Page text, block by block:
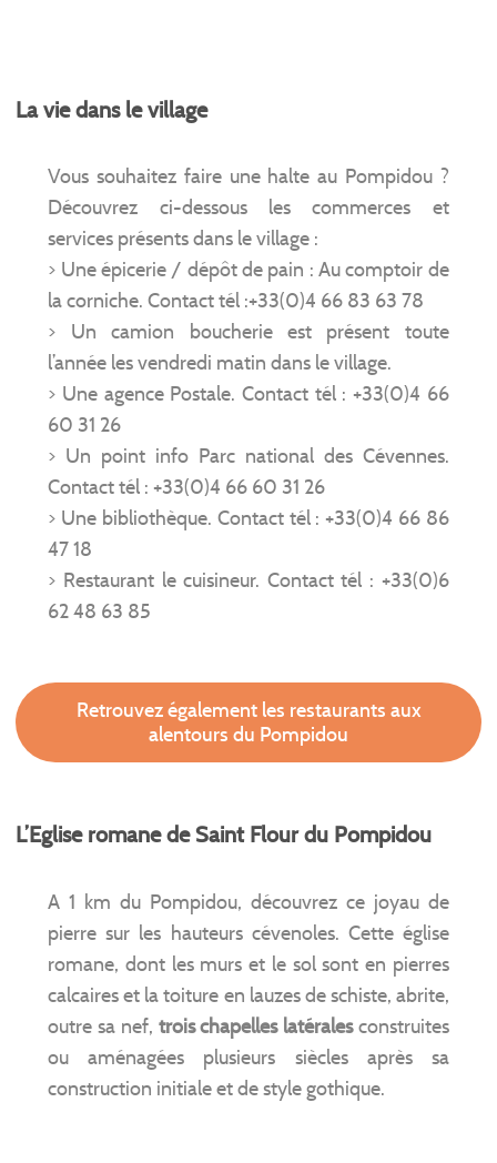
La vie dans le village
Vous souhaitez faire une halte au Pompidou ?
Découvrez ci-dessous les commerces et
services présents dans le village :
> Une épicerie / dépôt de pain : Au comptoir de
la corniche. Contact tél :+33(0)4 66 83 63 78
> Un camion boucherie est présent toute
l’année les vendredi matin dans le village.
> Une agence Postale. Contact tél : +33(0)4 66
60 31 26
> Un point info Parc national des Cévennes.
Contact tél : +33(0)4 66 60 31 26
> Une bibliothèque. Contact tél : +33(0)4 66 86
47 18
> Restaurant le cuisineur. Contact tél : +33(0)6
62 48 63 85
Retrouvez également les restaurants aux
alentours du Pompidou
L’Eglise romane de Saint Flour du Pompidou
A 1 km du Pompidou, découvrez ce joyau de
pierre sur les hauteurs cévenoles. Cette église
romane, dont les murs et le sol sont en pierres
calcaires et la toiture en lauzes de schiste, abrite,
outre sa nef, trois chapelles latéralesconstruites
ou aménagées plusieurs siècles après sa
construction initiale et de style gothique.